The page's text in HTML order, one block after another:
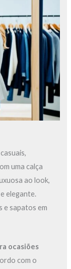
uma calça
ao look,
elegante.
e sapatos em
ocasiões
com o